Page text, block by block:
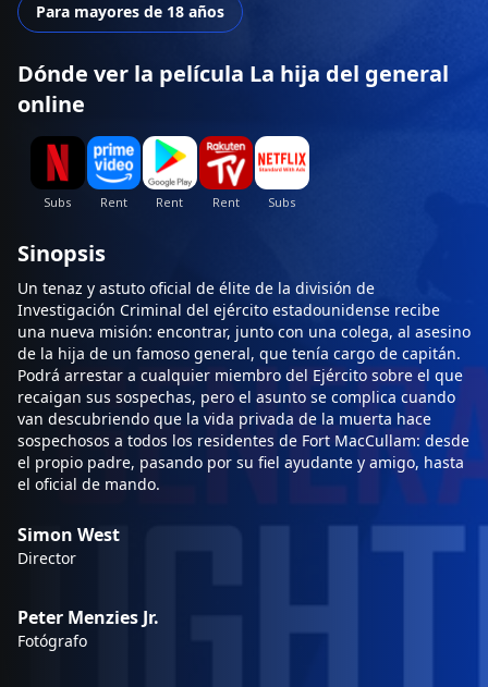
Para mayores de 18 años
Dónde ver la película La hija del general
online
Sinopsis
Un tenaz y astuto oficial de élite de la división de
Investigación Criminal del ejército estadounidense recibe
una nueva misión: encontrar, junto con una colega, al asesino
de la hija de un famoso general, que tenía cargo de capitán.
Podrá arrestar a cualquier miembro del Ejército sobre el que
recaigan sus sospechas, pero el asunto se complica cuando
van descubriendo que la vida privada de la muerta hace
sospechosos a todos los residentes de Fort MacCullam: desde
el propio padre, pasando por su fiel ayudante y amigo, hasta
el oficial de mando.
Simon West
Director
Peter Menzies Jr.
Fotógrafo